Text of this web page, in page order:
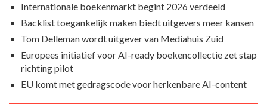
Internationale boekenmarkt begint 2026 verdeeld
Backlist toegankelijk maken biedt uitgevers meer kansen
Tom Delleman wordt uitgever van Mediahuis Zuid
Europees initiatief voor AI-ready boekencollectie zet stap
richting pilot
EU komt met gedragscode voor herkenbare AI-content